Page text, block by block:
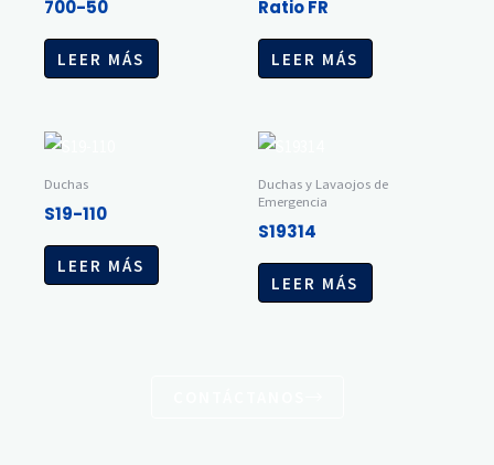
700-50
LEER MÁS
Ratio FR
LEER MÁS
Duchas
S19-110
LEER MÁS
Duchas y Lavaojos de
Emergencia
S19314
LEER MÁS